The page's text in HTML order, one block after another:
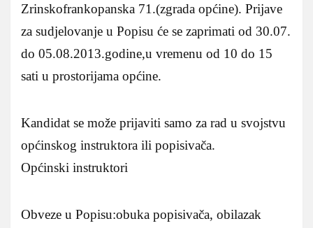
Zrinskofrankopanska 71.(zgrada općine). Prijave
za sudjelovanje u Popisu će se zaprimati od 30.07.
do 05.08.2013.godine,u vremenu od 10 do 15
sati u prostorijama općine.
Kandidat se može prijaviti samo za rad u svojstvu
općinskog instruktora ili popisivača.
Općinski instruktori
Obveze u Popisu:obuka popisivača, obilazak